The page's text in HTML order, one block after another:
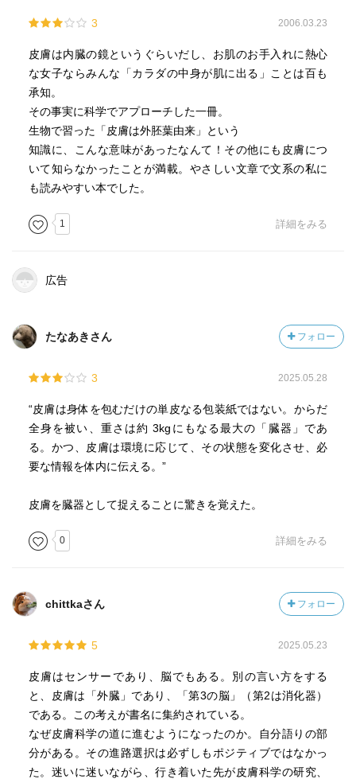
3 2006.03.23
皮膚は内臓の鏡というぐらいだし、お肌のお手入れに熱心
な女子ならみんな「カラダの中身が肌に出る」ことは百も
承知。
その事実に科学でアプローチした一冊。
生物で習った「皮膚は外胚葉由来」という
知識に、こんな意味があったなんて！その他にも皮膚につ
いて知らなかったことが満載。やさしい文章で文系の私に
も読みやすい本でした。
1 詳細をみる
広告
たなあきさん フォロー
3 2025.05.28
“皮膚は身体を包むだけの単皮なる包装紙ではない。からだ
全身を被い、重さは約 3kgにもなる最大の「臓器」であ
る。かつ、皮膚は環境に応じて、その状態を変化させ、必
要な情報を体内に伝える。”
皮膚を臓器として捉えることに驚きを覚えた。
0 詳細をみる
chittkaさん フォロー
5 2025.05.23
皮膚はセンサーであり、脳でもある。別の言い方をする
と、皮膚は「外臓」であり、「第3の脳」（第2は消化器）
である。この考えが書名に集約されている。
なぜ皮膚科学の道に進むようになったのか。自分語りの部
分がある。その進路選択は必ずしもポジティブではなかっ
た。迷いに迷いながら、行き着いた先が皮膚科学の研究、